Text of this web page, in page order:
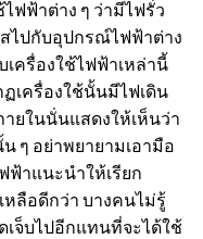
ฟฟ้าต่าง ๆ ว่ามีไฟรั่ว
ไปกับอุปกรณ์ไฟฟ้าต่าง
เครื่องใช้ไฟฟ้าเหล่านี้
เครื่องใช้นั้นมีไฟเดิน
ยในนั่นแสดงให้เห็นว่า
ๆ อย่าพยายามเอามือ
ฟ้าแนะนำให้เรียก
หลือดีกว่า บางคนไม่รู้
เจ็บไปอีกแทนที่จะได้ใช้